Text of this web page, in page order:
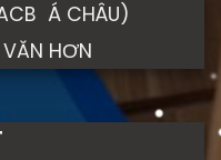
Á CHÂU)
HƠN